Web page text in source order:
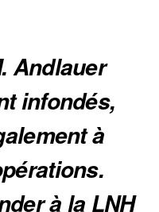
Andlauer
infondés,
à
à la LNH